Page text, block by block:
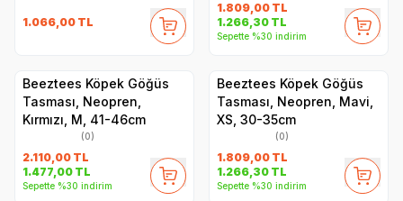
1.066,00 TL
1.809,00 TL
1.266,30 TL
Sepette %30 indirim
Beeztees Köpek Göğüs
Tasması, Neopren,
Kırmızı, M, 41-46cm
(0)
2.110,00 TL
1.477,00 TL
Sepette %30 indirim
Beeztees Köpek Göğüs
Tasması, Neopren, Mavi,
XS, 30-35cm
(0)
1.809,00 TL
1.266,30 TL
Sepette %30 indirim